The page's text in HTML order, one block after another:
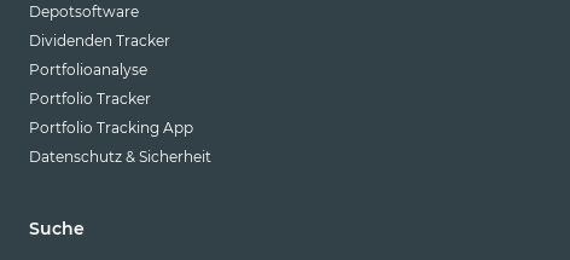
Depotsoftware
Dividenden Tracker
Portfolioanalyse
Portfolio Tracker
Portfolio Tracking App
Datenschutz & Sicherheit
Suche